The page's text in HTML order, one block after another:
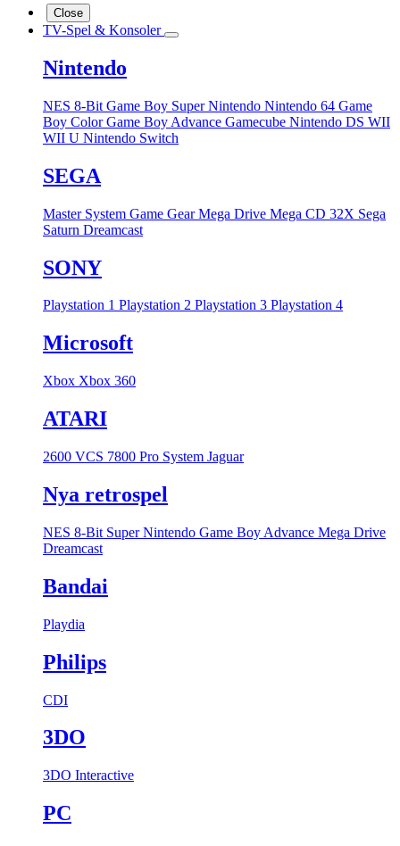
Close
TV-Spel & Konsoler
Nintendo
NES 8-Bit Game Boy Super Nintendo Nintendo 64 Game
Boy ColorGame Boy Advance Gamecube Nintendo DS WII
WII U Nintendo Switch
SEGA
Master System Game GearMega Drive Mega CD 32X Sega
Saturn Dreamcast
SONY
Playstation 1 Playstation 2 Playstation 3 Playstation 4
Microsoft
Xbox Xbox 360
ATARI
2600 VCS 7800 Pro System Jaguar
Nya retrospel
NES 8-Bit Super Nintendo Game Boy Advance Mega Drive
Dreamcast
Bandai
Playdia
Philips
CDI
3DO
3DO Interactive
PC